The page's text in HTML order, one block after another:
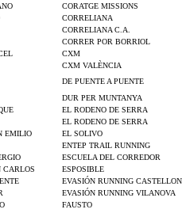
CORATGE MISSIONS
CORRELIANA
CORRELIANA C.A.
CORRER POR BORRIOL
CXM
CXM VALÈNCIA
DE PUENTE A PUENTE
DUR PER MUNTANYA
EL RODENO DE SERRA
EL RODENO DE SERRA
EMILIO
EL SOLIVO
ENTEP TRAIL RUNNING
ESCUELA DEL CORREDOR
CARLOS
ESPOSIBLE
EVASIÓN RUNNING CASTELLON
EVASIÓN RUNNING VILANOVA
FAUSTO